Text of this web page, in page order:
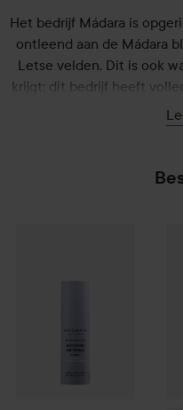
Het bedrijf Mádara is
ontleend aan de Mádara
Letse velden. Dit is ook
krijgt: dit bedrijf heeft
het gaat om zijn
deodorants, dag- en
geproduceerd. Mádara wil
verhaal over
eindresultaat. Kiezen voor